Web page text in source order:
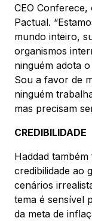
CEO
Pactual.
mundo inteiro,
organismos
ninguém adota
Sou a favor de
ninguém
mas precisam
CREDIBILIDADE
Haddad
credibilidade ao
cenários
tema é sensível
da meta de